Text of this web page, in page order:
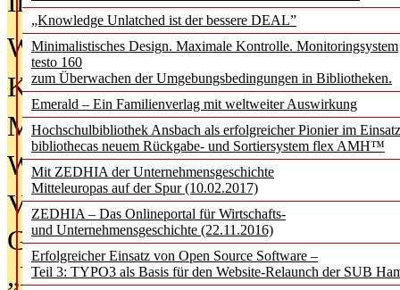
„Knowledge Unlatched ist der bessere DEAL”
Minimalistisches Design. Maximale Kontrolle. Monitoringsystem
testo 160
zum Überwachen der Umgebungsbedingungen in Bibliotheken.
Emerald – Ein Familienverlag mit weltweiter Auswirkung
Hochschulbibliothek Ansbach als erfolgreicher Pionier im
bibliothecas neuem Rückgabe- und Sortiersystem flex AMH™
Mit ZEDHIA der Unternehmensgeschichte
Mitteleuropas auf der Spur (10.02.2017)
ZEDHIA – Das Onlineportal für Wirtschafts-
und Unternehmensgeschichte (22.11.2016)
Erfolgreicher Einsatz von Open Source Software –
Teil 3: TYPO3 als Basis für den Website-Relaunch der SUB
Was Hochschul­bibliotheken von
Kinder in der digitalen Welt
Metadaten als Infrastruktur
Wenn Bots katalogisieren
Von Abschlusskleidern bis
Geisterjagd-Ausrüstung in der
„Library of Things“ unterwegs